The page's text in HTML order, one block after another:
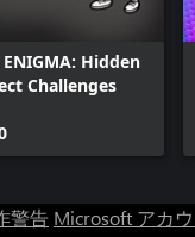
Hidden
Challenges
警告 Microsoft アカウ